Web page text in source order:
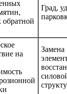
обратной
Град,
на
Замена